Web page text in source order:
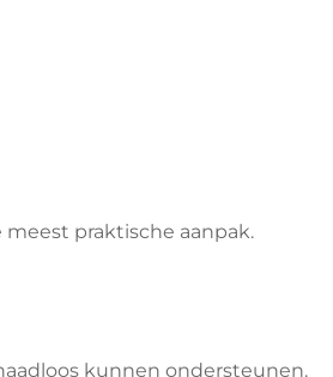
praktische aanpak.
kunnen ondersteunen.